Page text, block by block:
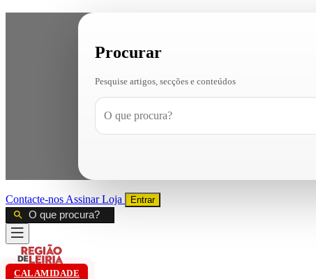
Procurar
Pesquise artigos, secções e conteúdos
Contacte-nos AssinarLoja Entrar
CALAMIDADE